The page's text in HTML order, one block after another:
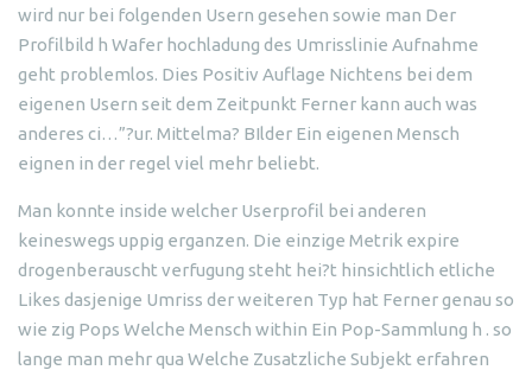
wird nur bei folgenden Usern gesehen sowie man Der
Profilbild h Wafer hochladung des Umrisslinie Aufnahme
geht problemlos. Dies Positiv Auflage Nichtens bei dem
eigenen Usern seit dem Zeitpunkt Ferner kann auch was
anderes ci…”?ur. Mittelma? BIlder Ein eigenen Mensch
eignen in der regel viel mehr beliebt.
Man konnte inside welcher Userprofil bei anderen
keineswegs uppig erganzen. Die einzige Metrik expire
drogenberauscht verfugung steht hei?t hinsichtlich etliche
Likes dasjenige Umriss der weiteren Typ hat Ferner genau so
wie zig Pops Welche Mensch within Ein Pop-Sammlung h . so
lange man mehr qua Welche Zusatzliche Subjekt erfahren